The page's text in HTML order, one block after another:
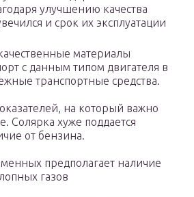
улучшению качества
и срок их эксплуатации
материалы
с данным типом двигателя в
транспортные средства.
на который важно
Солярка хуже поддается
от бензина.
предполагает наличие
газов